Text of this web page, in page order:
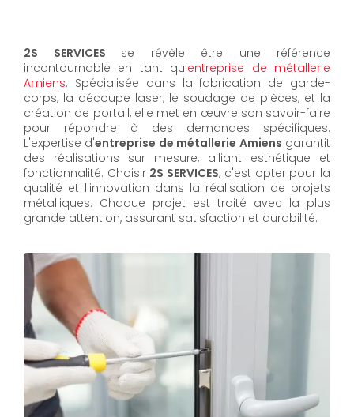
2S SERVICES se révèle être une référence
incontournable en tant qu'entreprise de métallerie
Amiens. Spécialisée dans la fabrication de garde-
corps, la découpe laser, le soudage de pièces, et la
création de portail, elle met en œuvre son savoir-faire
pour répondre à des demandes spécifiques.
L'expertise d'entreprise de métallerie Amiens garantit
des réalisations sur mesure, alliant esthétique et
fonctionnalité. Choisir 2S SERVICES, c'est opter pour la
qualité et l'innovation dans la réalisation de projets
métalliques. Chaque projet est traité avec la plus
grande attention, assurant satisfaction et durabilité.